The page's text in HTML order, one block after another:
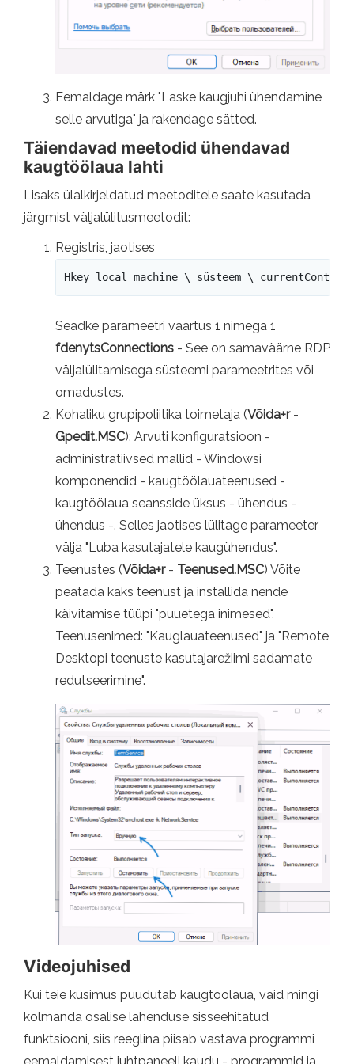
Eemaldage märk "Laske kaugjuhi ühendamine
selle arvutiga" ja rakendage sätted.
Täiendavad meetodid ühendavad
kaugtöölaua lahti
Lisaks ülalkirjeldatud meetoditele saate kasutada
järgmist väljalülitusmeetodit:
Registris, jaotises
Hkey_local_machine \ süsteem \
Seadke parameetri väärtus 1 nimega 1
fdenytsConnections - See on samaväärne RDP
väljalülitamisega süsteemi parameetrites või
omadustes.
Kohaliku grupipoliitika toimetaja (Võida+r-
Gpedit.MSC): Arvuti konfiguratsioon -
administratiivsed mallid - Windowsi
komponendid - kaugtöölauateenused -
kaugtöölaua seansside üksus - ühendus -
ühendus -. Selles jaotises lülitage parameeter
välja "Luba kasutajatele kaugühendus".
Teenustes (Võida+r- Teenused.MSC) Võite
peatada kaks teenust ja installida nende
käivitamise tüüpi "puuetega inimesed".
Teenusenimed: "Kauglauateenused" ja "Remote
Desktopi teenuste kasutajarežiimi sadamate
redutseerimine".
Videojuhised
Kui teie küsimus puudutab kaugtöölaua, vaid mingi
kolmanda osalise lahenduse sisseehitatud
funktsiooni, siis reeglina piisab vastava programmi